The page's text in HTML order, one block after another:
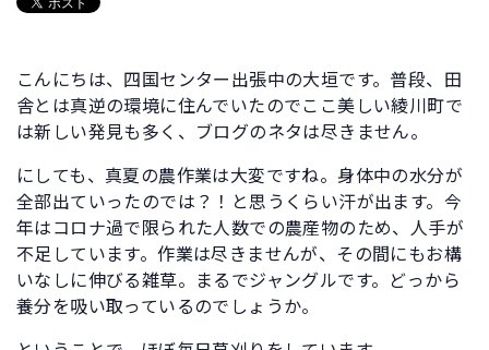
こんにちは、四国センター出張中の大垣です。普段、田
舎とは真逆の環境に住んでいたのでここ美しい綾川町で
は新しい発見も多く、ブログのネタは尽きません。
にしても、真夏の農作業は大変ですね。身体中の水分が
全部出ていったのでは？！と思うくらい汗が出ます。今
年はコロナ過で限られた人数での農産物のため、人手が
不足しています。作業は尽きませんが、その間にもお構
いなしに伸びる雑草。まるでジャングルです。どっから
養分を吸い取っているのでしょうか。